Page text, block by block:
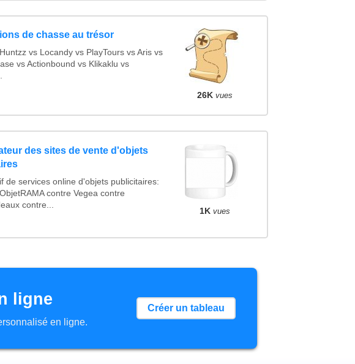
de chasse au trésor
vs Locandy vs PlayTours vs Aris vs
vs Actionbound vs Klikaklu vs
26K vues
des sites de vente d'objets
de services online d'objets publicitaires:
contre Vegea contre
contre...
1K vues
ligne
en ligne.
Créer un tableau